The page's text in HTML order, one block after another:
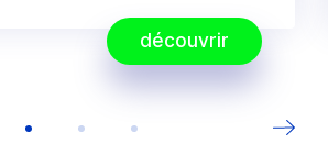
découvrir